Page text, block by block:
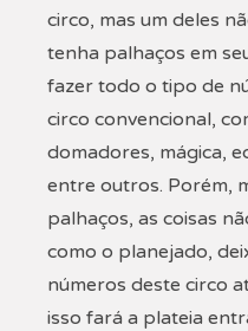
circo, mas um deles
tenha palhaços em
fazer todo o tipo de
circo convencional,
domadores, mágica,
entre outros. Porém,
palhaços, as coisas
como o planejado,
números deste circo
isso fará a plateia